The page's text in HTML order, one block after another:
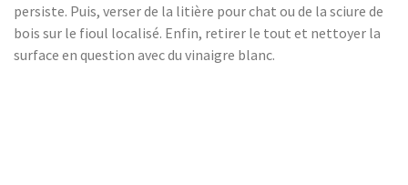
persiste. Puis, verser de la litière pour chat ou de la sciure de
bois sur le fioul localisé. Enfin, retirer le tout et nettoyer la
surface en question avec du vinaigre blanc.